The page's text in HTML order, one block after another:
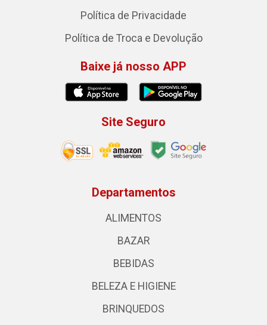
Política de Privacidade
Política de Troca e Devolução
Baixe já nosso APP
Site Seguro
Departamentos
ALIMENTOS
BAZAR
BEBIDAS
BELEZA E HIGIENE
BRINQUEDOS